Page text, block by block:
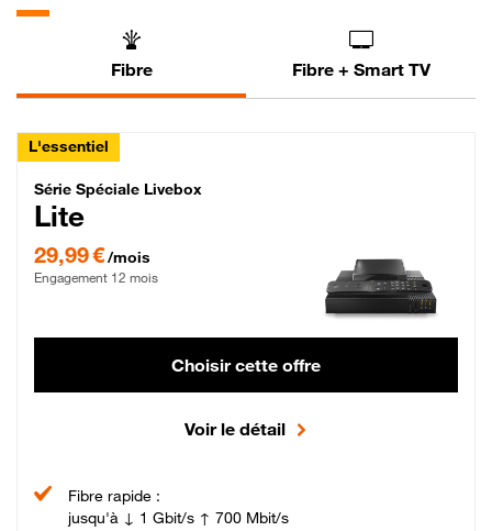
Fibre Fibre + Smart TV
L'essentiel
Série Spéciale Livebox Lite Fibre
Série Spéciale Livebox
Lite
29,99 €/mois
Engagement 12 mois
Choisir cette offre
Voir le détail
Fibre rapide :
jusqu'à ↓ 1 Gbit/s ↑ 700 Mbit/s